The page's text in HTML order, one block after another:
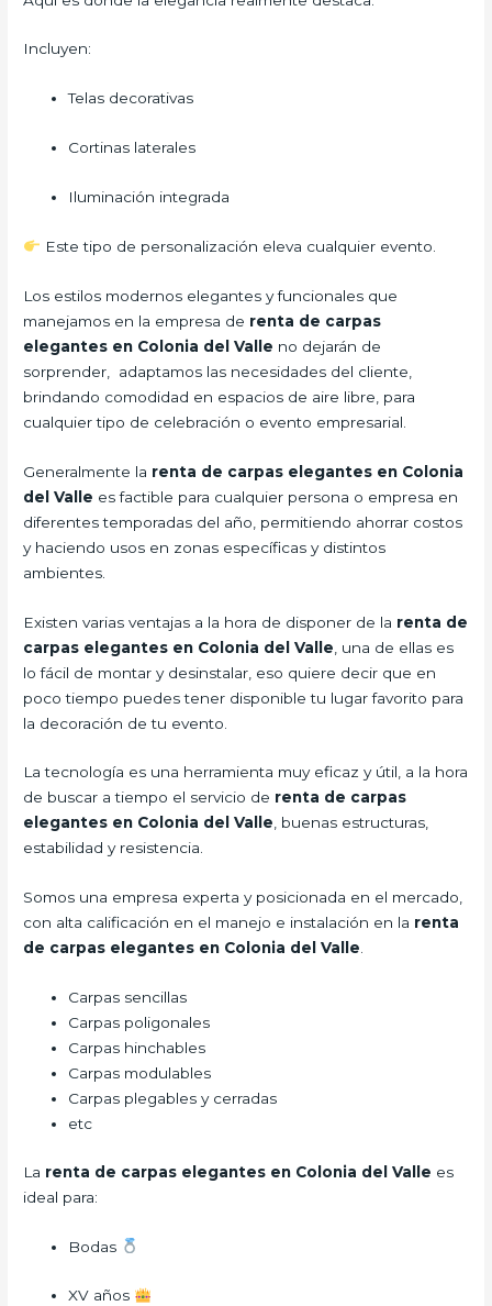
Incluyen:
Telas decorativas
Cortinas laterales
Iluminación integrada
Este tipo de personalización eleva cualquier evento.
Los estilos modernos elegantes y funcionales que
manejamos en la empresa de renta de carpas
elegantes en Colonia del Valle no dejarán de
sorprender, adaptamos las necesidades del cliente,
brindando comodidad en espacios de aire libre, para
cualquier tipo de celebración o evento empresarial.
Generalmente la renta de carpas elegantes en Colonia
del Valle es factible para cualquier persona o empresa en
diferentes temporadas del año, permitiendo ahorrar costos
y haciendo usos en zonas específicas y distintos
ambientes.
Existen varias ventajas a la hora de disponer de la renta de
carpas elegantes en Colonia del Valle , una de ellas es
lo fácil de montar y desinstalar, eso quiere decir que en
poco tiempo puedes tener disponible tu lugar favorito para
la decoración de tu evento.
La tecnología es una herramienta muy eficaz y útil, a la hora
de buscar a tiempo el servicio de renta de carpas
elegantes en Colonia del Valle, buenas estructuras,
estabilidad y resistencia.
Somos una empresa experta y posicionada en el mercado,
con alta calificación en el manejo e instalación en la renta
de carpas elegantes en Colonia del Valle.
Carpas sencillas
Carpas poligonales
Carpas hinchables
Carpas modulables
Carpas plegables y cerradas
etc
La renta de carpas elegantes en Colonia del Valle es
ideal para:
Bodas
XV años